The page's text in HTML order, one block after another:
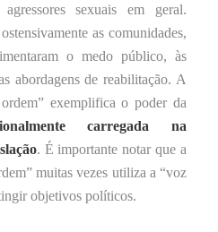
sexuais em geral.
as comunidades,
o medo público, às
abordagens de reabilitação. A
exemplifica o poder da
carregada na
. É importante notar que a
muitas vezes utiliza a “voz
objetivos políticos.